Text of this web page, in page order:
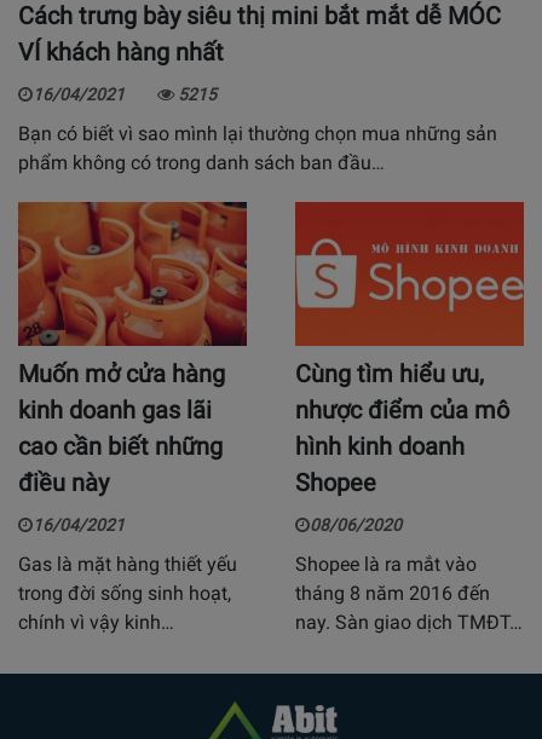
Cách trưng bày siêu thị mini bắt mắt dễ MÓC
VÍ khách hàng nhất
16/04/2021 5215
Bạn có biết vì sao mình lại thường chọn mua những sản
phẩm không có trong danh sách ban đầu…
Muốn mở cửa hàng
kinh doanh gas lãi
cao cần biết những
điều này
16/04/2021
Gas là mặt hàng thiết yếu
trong đời sống sinh hoạt,
chính vì vậy kinh…
Cùng tìm hiểu ưu,
nhược điểm của mô
hình kinh doanh
Shopee
08/06/2020
Shopee là ra mắt vào
tháng 8 năm 2016 đến
nay. Sàn giao dịch TMĐT…